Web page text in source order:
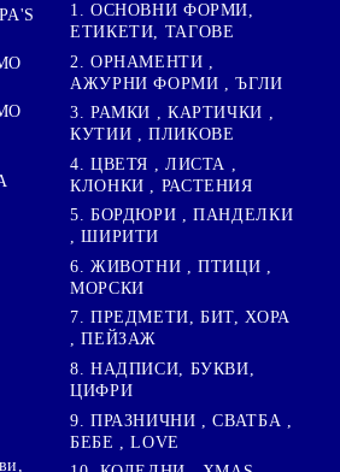
1. ОСНОВНИ ФОРМИ,
ЕТИКЕТИ, ТАГОВЕ
2. ОРНАМЕНТИ ,
АЖУРНИ ФОРМИ , ЪГЛИ
3. РАМКИ , КАРТИЧКИ ,
КУТИИ , ПЛИКОВЕ
4. ЦВЕТЯ , ЛИСТА ,
КЛОНКИ , РАСТЕНИЯ
5. БОРДЮРИ , ПАНДЕЛКИ
, ШИРИТИ
6. ЖИВОТНИ , ПТИЦИ ,
МОРСКИ
7. ПРЕДМЕТИ, БИТ, ХОРА
, ПЕЙЗАЖ
8. НАДПИСИ, БУКВИ,
ЦИФРИ
9. ПРАЗНИЧНИ , СВАТБА ,
БЕБЕ , LOVE